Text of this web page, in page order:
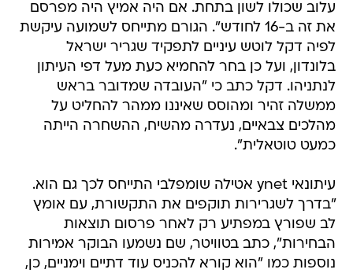
עלוב שכולו לשון בתחת. אם היה אמיץ היה מפרסם
את זה ב-16 לחודש". הגורם מתייחס לשמועה עיקשת
לפיה דקל לוטש עיניים לתפקיד שגריר ישראל
בלונדון, ועל כן בחר להחמיא כעת מעל דפי העיתון
לנתניהו. דקל כתב כי "העובדה שמדובר בראש
ממשלה זהיר ומהוסס שאיננו ממהר להחליט על
מהלכים צבאיים, נעדרה מהשיח, ההשחרה הייתה
כמעט טוטאלית".
עיתונאי ynet אטילה שומפלבי התייחס לכך גם הוא.
"בדרך לשגרירות תוקפים את התקשורת, עם אומץ
לב שפורץ במפתיע רק לאחר פרסום תוצאות
הבחירות", כתב בטוויטר, שם נשמעו הבוקר אמירות
נוספות כמו "הוא קורא להכניס עוד דתיים וימניים, כן,